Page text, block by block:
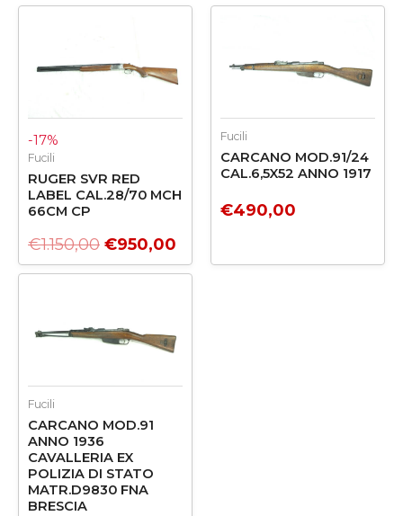
-17%
Fucili
RUGER SVR RED
LABEL CAL.28/70 MCH
66CM CP
€1.150,00
era:
€950,00
è:
Fucili
CARCANO MOD.91/24
CAL.6,5X52 ANNO 1917
€490,00
Fucili
CARCANO MOD.91
ANNO 1936
CAVALLERIA EX
POLIZIA DI STATO
MATR.D9830 FNA
BRESCIA